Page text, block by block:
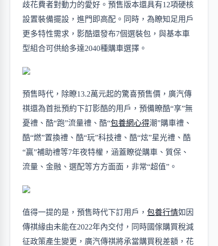
歧花費者對動力的愛好。預售版本還具有12項硬核
設置裝備擺設，進門即高配。同時，為瞭知足用戶
更多特性需求，影酷還發布7個選裝包，與基本車
型組合可供給多達2040種購車選擇。
預售時代 ， 除瞭13.2萬元起的驚喜預售價，廣汽傳
祺還為首批預約下訂影酷的用戶，預備瞭酷“享”無
憂禮、酷“跑”流量禮、酷“包養網心得潮”購車禮、
酷“燃”置換禮、酷“玩”科技禮、酷“炫”星光禮、酷
“贏”補助禮等7年夜特權，涵蓋瞭從購車、質保、
流量、金融、選配等方方面面，非常“超值”。
值得一提的是，預售時代下訂用戶， 包養行情如因
傳祺緣由未能在2022年內交付，同時國傢購買稅減
征政策產生變更，廣汽傳祺將承當購買稅差額，花